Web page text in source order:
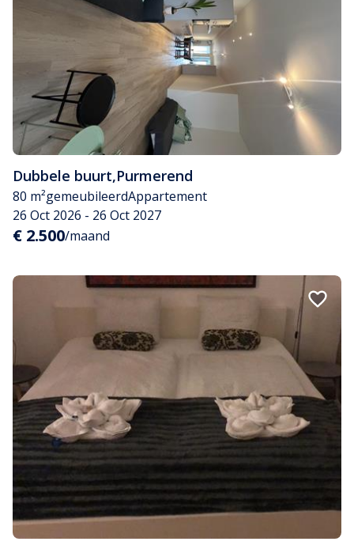
Dubbele buurt,Purmerend
80 m²gemeubileerdAppartement
26 Oct 2026 - 26 Oct 2027
€ 2.500/maand